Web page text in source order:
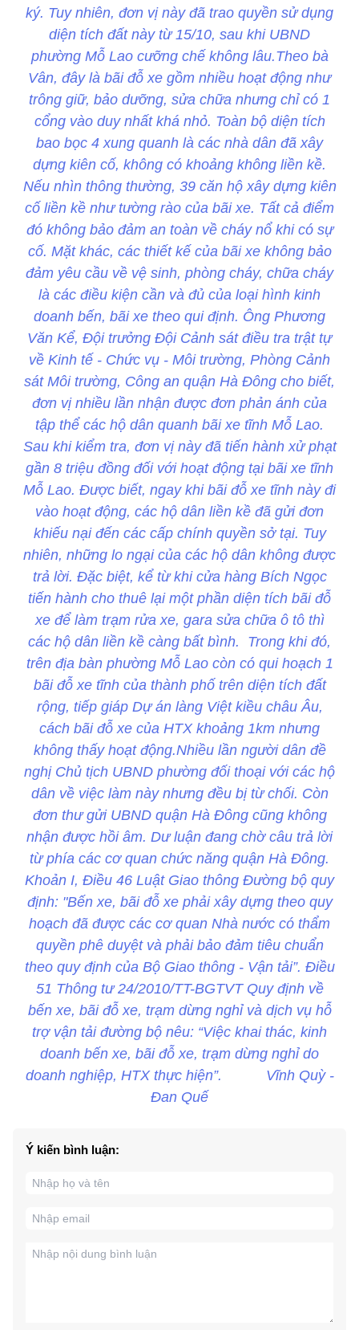
ký. Tuy nhiên, đơn vị này đã trao quyền sử dụng
diện tích đất này từ 15/10, sau khi UBND
phường Mỗ Lao cưỡng chế không lâu.Theo bà
Vân, đây là bãi đỗ xe gồm nhiều hoạt động như
trông giữ, bảo dưỡng, sửa chữa nhưng chỉ có 1
cổng vào duy nhất khá nhỏ. Toàn bộ diện tích
bao bọc 4 xung quanh là các nhà dân đã xây
dựng kiên cố, không có khoảng không liền kề.
Nếu nhìn thông thường, 39 căn hộ xây dựng kiên
cố liền kề như tường rào của bãi xe. Tất cả điểm
đó không bảo đảm an toàn về cháy nổ khi có sự
cố. Mặt khác, các thiết kế của bãi xe không bảo
đảm yêu cầu về vệ sinh, phòng cháy, chữa cháy
là các điều kiện cần và đủ của loại hình kinh
doanh bến, bãi xe theo qui định. Ông Phương
Văn Kể, Đội trưởng Đội Cảnh sát điều tra trật tự
về Kinh tế - Chức vụ - Môi trường, Phòng Cảnh
sát Môi trường, Công an quận Hà Đông cho biết,
đơn vị nhiều lần nhận được đơn phản ánh của
tập thể các hộ dân quanh bãi xe tĩnh Mỗ Lao.
Sau khi kiểm tra, đơn vị này đã tiến hành xử phạt
gần 8 triệu đồng đối với hoạt động tại bãi xe tĩnh
Mỗ Lao. Được biết, ngay khi bãi đỗ xe tĩnh này đi
vào hoạt động, các hộ dân liền kề đã gửi đơn
khiếu nại đến các cấp chính quyền sở tại. Tuy
nhiên, những lo ngại của các hộ dân không được
trả lời. Đặc biệt, kể từ khi cửa hàng Bích Ngọc
tiến hành cho thuê lại một phần diện tích bãi đỗ
xe để làm trạm rửa xe, gara sửa chữa ô tô thì
các hộ dân liền kề càng bất bình. Trong khi đó,
trên địa bàn phường Mỗ Lao còn có qui hoạch 1
bãi đỗ xe tĩnh của thành phố trên diện tích đất
rộng, tiếp giáp Dự án làng Việt kiều châu Âu,
cách bãi đỗ xe của HTX khoảng 1km nhưng
không thấy hoạt động.Nhiều lần người dân đề
nghị Chủ tịch UBND phường đối thoại với các hộ
dân về việc làm này nhưng đều bị từ chối. Còn
đơn thư gửi UBND quận Hà Đông cũng không
nhận được hồi âm. Dư luận đang chờ câu trả lời
từ phía các cơ quan chức năng quận Hà Đông.
Khoản I, Điều 46 Luật Giao thông Đường bộ quy
định: "Bến xe, bãi đỗ xe phải xây dựng theo quy
hoạch đã được các cơ quan Nhà nước có thẩm
quyền phê duyệt và phải bảo đảm tiêu chuẩn
theo quy định của Bộ Giao thông - Vận tải”. Điều
51 Thông tư 24/2010/TT-BGTVT Quy định về
bến xe, bãi đỗ xe, trạm dừng nghỉ và dịch vụ hỗ
trợ vận tải đường bộ nêu: “Việc khai thác, kinh
doanh bến xe, bãi đỗ xe, trạm dừng nghỉ do
doanh nghiệp, HTX thực hiện”. Vĩnh Quỳ -
Đan Quế
Ý kiến bình luận: